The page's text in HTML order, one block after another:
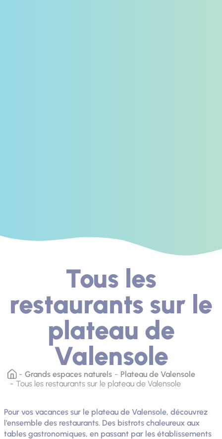
Tous les
restaurants sur le
plateau de
Valensole
Grands espaces naturels
Plateau de Valensole
Tous les restaurants sur le plateau de Valensole
Pour vos vacances sur le plateau de Valensole, découvrez
l’ensemble des restaurants. Des bistrots chaleureux aux
tables gastronomiques, en passant par les établissements